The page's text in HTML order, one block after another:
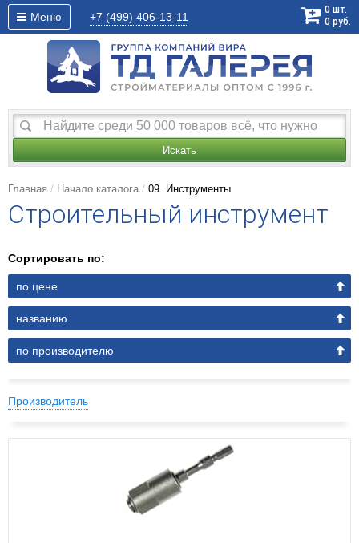
Меню +7 (499) 406-13-11
0 шт.
0 руб.
Искать
Главная Начало каталога 09. Инструменты
Строительный инструмент
Сортировать по:
по цене
названию
по производителю
Производитель